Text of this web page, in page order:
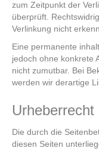
zum Zeitpunkt der
überprüft.
Verlinkung nicht
Eine permanente
jedoch ohne konkrete
nicht zumutbar. Bei
werden wir derartige
Urheberrecht
Die durch die
diesen Seiten